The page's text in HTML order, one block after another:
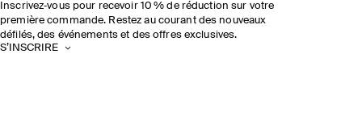
Inscrivez‑vous pour recevoir 10 % de réduction sur votre
première commande. Restez au courant des nouveaux
défilés, des événements et des offres exclusives.
S’INSCRIRE